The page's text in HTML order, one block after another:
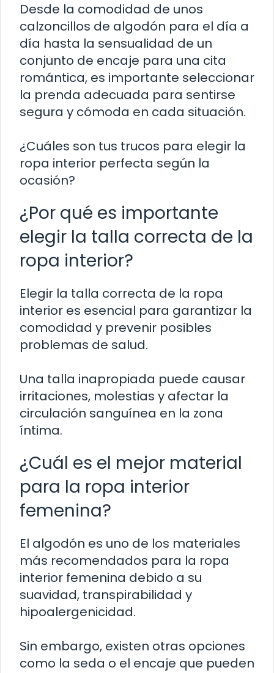
Desde la comodidad de unos
calzoncillos de algodón para el día a
día hasta la sensualidad de un
conjunto de encaje para una cita
romántica, es importante seleccionar
la prenda adecuada para sentirse
segura y cómoda en cada situación.
¿Cuáles son tus trucos para elegir la
ropa interior perfecta según la
ocasión?
¿Por qué es importante
elegir la talla correcta de la
ropa interior?
Elegir la talla correcta de la ropa
interior es esencial para garantizar la
comodidad y prevenir posibles
problemas de salud.
Una talla inapropiada puede causar
irritaciones, molestias y afectar la
circulación sanguínea en la zona
íntima.
¿Cuál es el mejor material
para la ropa interior
femenina?
El algodón es uno de los materiales
más recomendados para la ropa
interior femenina debido a su
suavidad, transpirabilidad y
hipoalergenicidad.
Sin embargo, existen otras opciones
como la seda o el encaje que pueden